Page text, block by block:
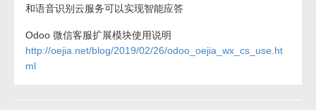
和语音识别云服务可以实现智能应答
Odoo 微信客服扩展模块使用说明
http://oejia.net/blog/2019/02/26/odoo_oejia_wx_cs_use.ht
ml